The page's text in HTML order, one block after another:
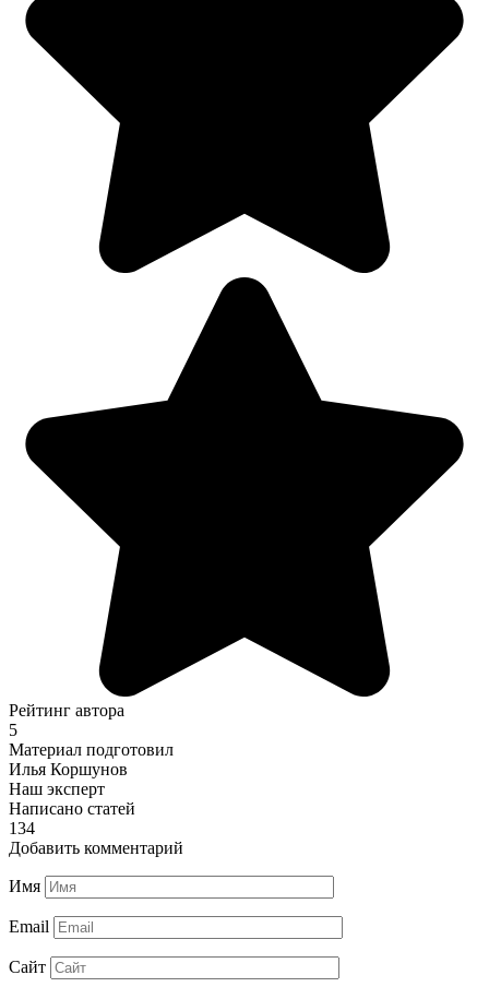
Рейтинг автора
5
Материал подготовил
Илья Коршунов
Наш эксперт
Написано статей
134
Добавить комментарий
Имя
Email
Сайт